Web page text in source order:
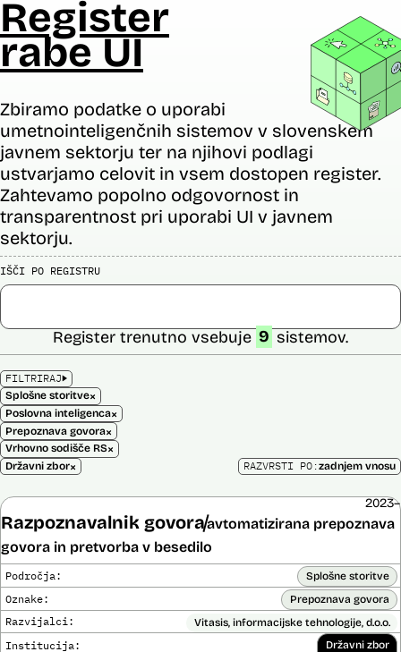
Register
rabe UI
Zbiramo podatke o uporabi
umetnointeligenčnih sistemov v slovenskem
javnem sektorju ter na njihovi podlagi
ustvarjamo celovit in vsem dostopen register.
Zahtevamo popolno odgovornost in
transparentnost pri uporabi UI v javnem
sektorju.
IŠČI PO REGISTRU
FILTRIRAJ
Splošne storitve×
Poslovna inteligenca×
Prepoznava govora×
Vrhovno sodišče RS×
Državni zbor×
Register trenutno vsebuje 9 sistemov.
RAZVRSTI PO:zadnjem vnosu
Razpoznavalnik govoraavtomatizirana prepoznava
govora in pretvorba v besedilo
2023–
Področja: Splošne storitve
Oznake: Prepoznava govora
Razvijalci: Vitasis, informacijske tehnologije, d.o.o.
Institucija: Državni zbor